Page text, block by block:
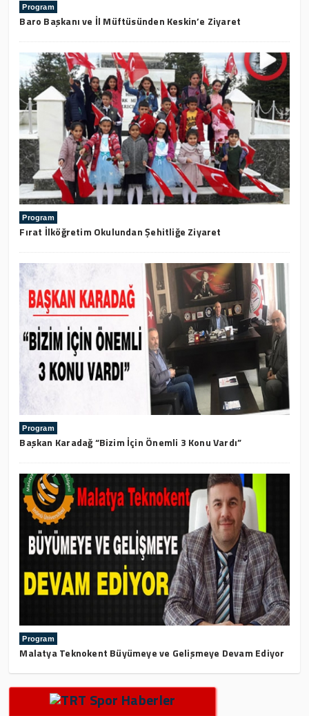
Program
Baro Başkanı ve İl Müftüsünden Keskin’e Ziyaret
Program
Fırat İlköğretim Okulundan Şehitliğe Ziyaret
Program
Başkan Karadağ “Bizim İçin Önemli 3 Konu Vardı”
Program
Malatya Teknokent Büyümeye ve Gelişmeye Devam Ediyor